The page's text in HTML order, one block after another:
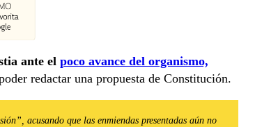
ante el poco avance del organismo,
redactar una propuesta de Constitución.
acusando que las enmiendas presentadas aún no